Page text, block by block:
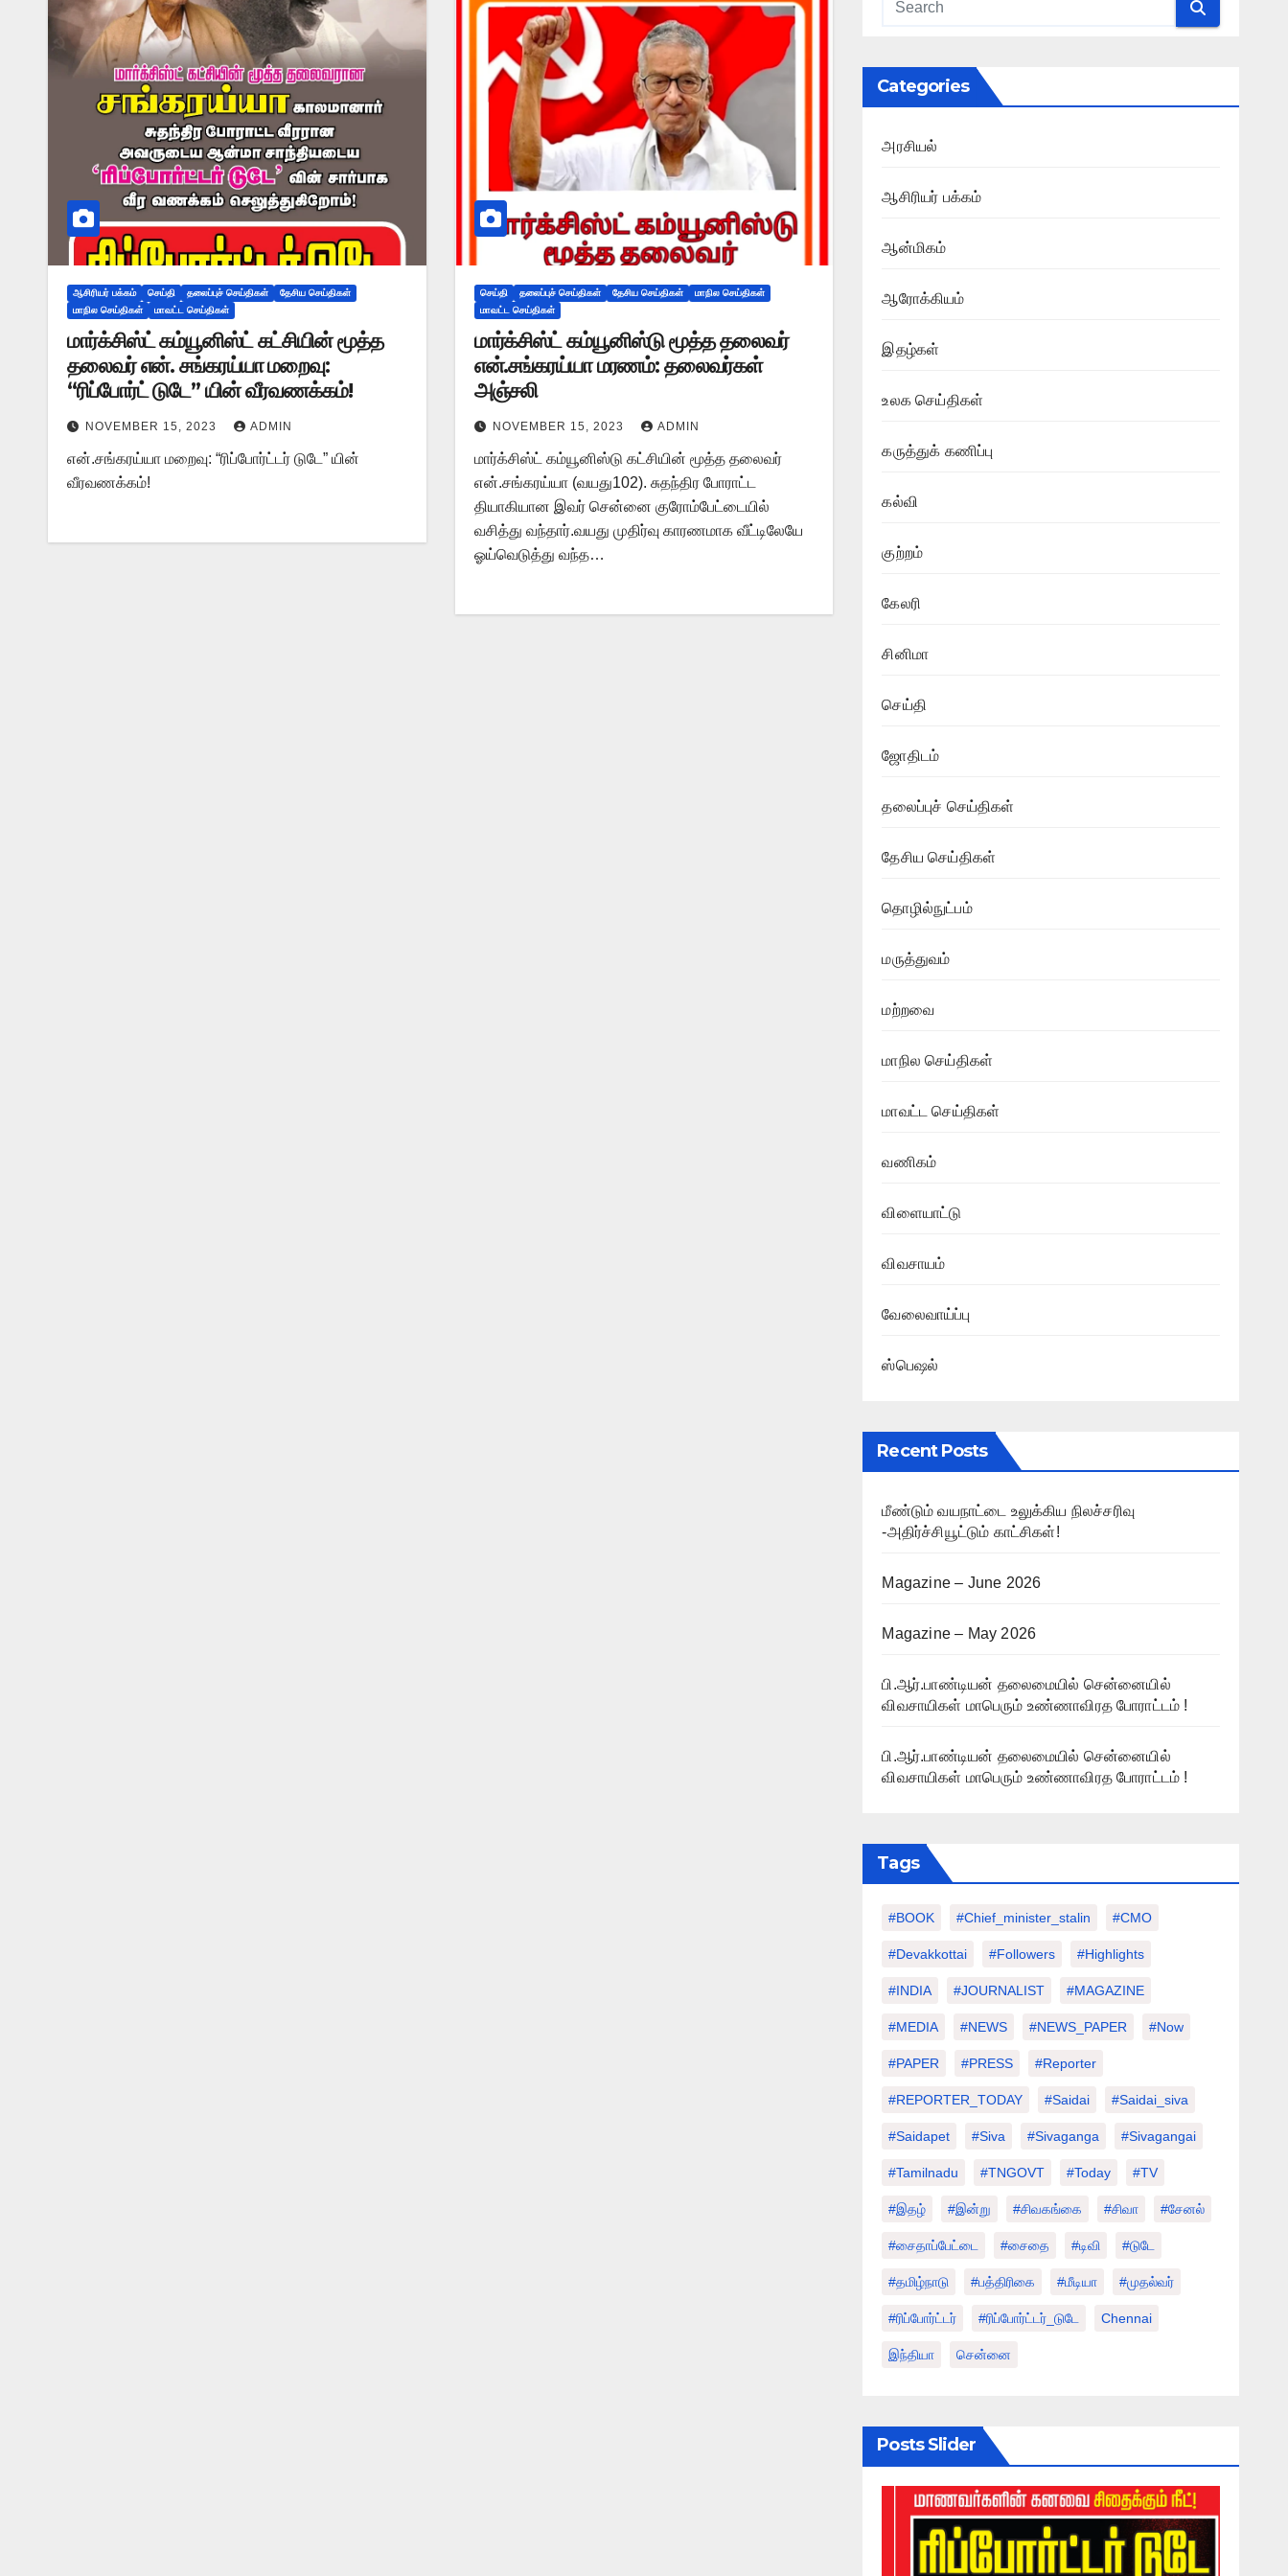
ஆசிரியர் பக்கம் செய்தி தலைப்புச் செய்திகள்
தேசிய செய்திகள்
மாநில செய்திகள்
மாவட்ட செய்திகள்
மார்க்சிஸ்ட் கம்யூனிஸ்ட் கட்சியின் மூத்த
தலைவர் என். சங்கரய்யா மறைவு:
“ரிப்போர்ட் டுடே” யின் வீரவணக்கம்!
NOVEMBER 15, 2023 ADMIN
என்.சங்கரய்யா மறைவு: “ரிப்போர்ட்டர் டுடே” யின்
வீரவணக்கம்!
செய்தி தலைப்புச் செய்திகள் தேசிய செய்திகள்
மாநில செய்திகள்
மாவட்ட செய்திகள்
மார்க்சிஸ்ட் கம்யூனிஸ்டு மூத்த தலைவர்
என்.சங்கரய்யா மரணம்: தலைவர்கள்
அஞ்சலி
NOVEMBER 15, 2023 ADMIN
மார்க்சிஸ்ட் கம்யூனிஸ்டு கட்சியின் மூத்த தலைவர்
என்.சங்கரய்யா (வயது102). சுதந்திர போராட்ட
தியாகியான இவர் சென்னை குரோம்பேட்டையில்
வசித்து வந்தார்.வயது முதிர்வு காரணமாக வீட்டிலேயே
ஓய்வெடுத்து வந்த…
Categories
அரசியல்
ஆசிரியர் பக்கம்
ஆன்மிகம்
ஆரோக்கியம்
இதழ்கள்
உலக செய்திகள்
கருத்துக் கணிப்பு
கல்வி
குற்றம்
கேலரி
சினிமா
செய்தி
ஜோதிடம்
தலைப்புச் செய்திகள்
தேசிய செய்திகள்
தொழில்நுட்பம்
மருத்துவம்
மற்றவை
மாநில செய்திகள்
மாவட்ட செய்திகள்
வணிகம்
விளையாட்டு
விவசாயம்
வேலைவாய்ப்பு
ஸ்பெஷல்
Recent Posts
மீண்டும் வயநாட்டை உலுக்கிய நிலச்சரிவு
-அதிர்ச்சியூட்டும் காட்சிகள்!
Magazine – June 2026
Magazine – May 2026
பி.ஆர்.பாண்டியன் தலைமையில் சென்னையில்
விவசாயிகள் மாபெரும் உண்ணாவிரத போராட்டம் !
பி.ஆர்.பாண்டியன் தலைமையில் சென்னையில்
விவசாயிகள் மாபெரும் உண்ணாவிரத போராட்டம் !
Tags
#BOOK #chief_minister_stalin #CMO
#devakkottai #followers #highlights
#INDIA #JOURNALIST #MAGAZINE
#MEDIA #NEWS #NEWS_PAPER #Now
#PAPER #PRESS #Reporter
#REPORTER_TODAY #saidai #saidai_siva
#saidapet #Siva #Sivaganga #sivagangai
#tamilnadu #TNGOVT #today #TV
#இதழ் #இன்று #சிவகங்கை #சிவா #சேனல்
#சைதாப்பேட்டை #சைதை #டிவி #டுடே
#தமிழ்நாடு #பத்திரிகை #மீடியா #முதல்வர்
#ரிப்போர்ட்டர் #ரிப்போர்ட்டர்_டுடே Chennai
இந்தியா சென்னை
Posts Slider